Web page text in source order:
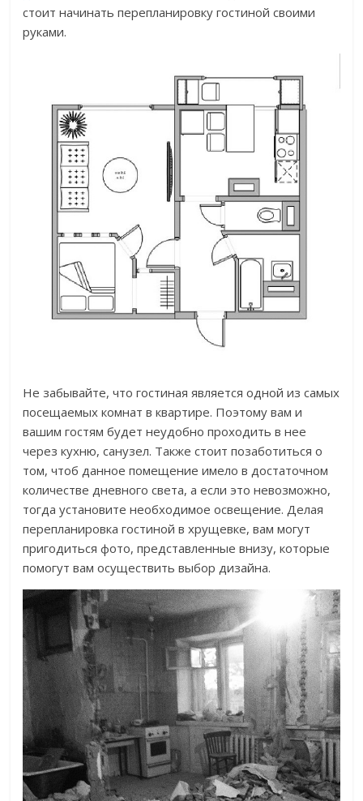
стоит начинать перепланировку гостиной своими
руками.
Не забывайте, что гостиная является одной из самых
посещаемых комнат в квартире. Поэтому вам и
вашим гостям будет неудобно проходить в нее
через кухню, санузел. Также стоит позаботиться о
том, чтоб данное помещение имело в достаточном
количестве дневного света, а если это невозможно,
тогда установите необходимое освещение. Делая
перепланировка гостиной в хрущевке, вам могут
пригодиться фото, представленные внизу, которые
помогут вам осуществить выбор дизайна.